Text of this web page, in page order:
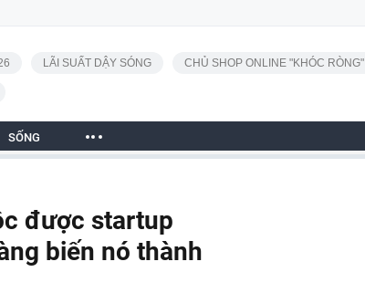
LÃI SUẤT DẬY SÓNG CHỦ SHOP ONLINE "KHÓC RÒNG"
SỐNG
được startup
biến nó thành